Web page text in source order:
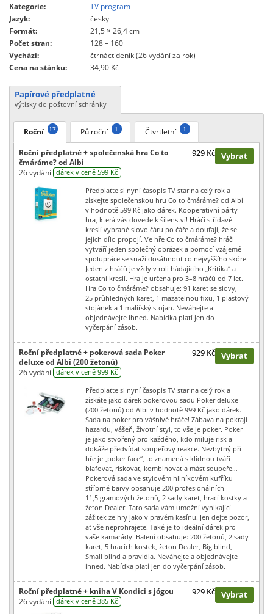
Kategorie:
TV program
Jazyk:
česky
Formát:
21,5 × 26,4 cm
Počet stran:
128 – 160
Vychází:
čtrnáctideník (26 vydání za rok)
Cena na stánku:
34,90 Kč
Papírové předplatné
výtisky do poštovní schránky
Roční 17 Půlroční 1 Čtvrtletní 1
Roční předplatné + společenská hra Co to
čmáráme? od Albi
26 vydání dárek v ceně 599 Kč
929 Kč Vybrat
Předplaťte si nyní časopis TV star na celý rok a
získejte společenskou hru Co to čmáráme? od Albi
v hodnotě 599 Kč jako dárek. Kooperativní párty
hra, která vás dovede k šílenství! Hráči střídavě
kreslí vybrané slovo čáru po čáře a doufají, že se
jejich dílo propojí. Ve hře Co to čmáráme? hráči
vytváří jeden společný obrázek a pomocí vzájemé
spolupráce se snaží dosáhnout co nejvyššího skóre.
Jeden z hráčů je vždy v roli hádajícího „Kritika“ a
ostatní kreslí. Hra je určena pro 3–8 hráčů od 7 let.
Hra Co to čmáráme? obsahuje: 91 karet se slovy,
25 průhledných karet, 1 mazatelnou fixu, 1 plastový
stojánek a 1 malířský stojan. Neváhejte a
objednávejte ihned. Nabídka platí jen do
vyčerpání zásob.
Roční předplatné + pokerová sada Poker
deluxe od Albi (200 žetonů)
26 vydání dárek v ceně 999 Kč
929 Kč Vybrat
Předplaťte si nyní časopis TV star na celý rok a
získáte jako dárek pokerovou sadu Poker deluxe
(200 žetonů) od Albi v hodnotě 999 Kč jako dárek.
Sada na poker pro vášnivé hráče! Zábava na pokraji
hazardu, vášeň, životní styl, to vše je poker. Poker
je jako stvořený pro každého, kdo miluje risk a
dokáže předvídat soupeřovy reakce. Nezbytný při
hře je „poker face“, to znamená s klidnou tváří
blafovat, riskovat, kombinovat a mást soupeře…
Pokerová sada ve stylovém hliníkovém kufříku
stříbrné barvy obsahuje 200 profesionálních
11,5 gramových žetonů, 2 sady karet, hrací kostky a
žeton Dealer. Tato sada vám umožní vynikající
zážitek ze hry jako v pravém kasínu. Jen dejte pozor,
ať vše neprohrajete! Také je to ideální dárek pro
vaše kamarády! Balení obsahuje: 200 žetonů, 2 sady
karet, 5 hracích kostek, žeton Dealer, Big blind,
Small blind a pravidla. Neváhejte a objednávejte
ihned. Nabídka platí jen do vyčerpání zásob.
Roční předplatné + kniha V Kondici s jógou
26 vydání dárek v ceně 385 Kč
929 Kč Vybrat